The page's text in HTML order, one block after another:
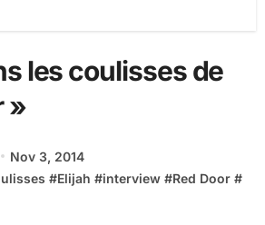
les coulisses de
»
Nov 3, 2014
#Elijah #interview #Red Door #